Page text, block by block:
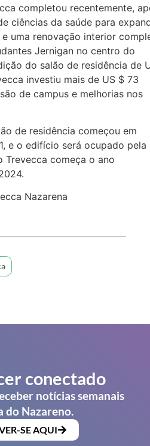
completou recentemente,
ciências da saúde para
e uma renovação interior
Jernigan no centro do
do salão de residência de
investiu mais de US $ 73
de campus e melhorias nos
de residência começou em
e o edifício será ocupado pela
Trevecca começa o ano
Nazarena
conectado
notícias semanais
do Nazareno.
SE AQUI